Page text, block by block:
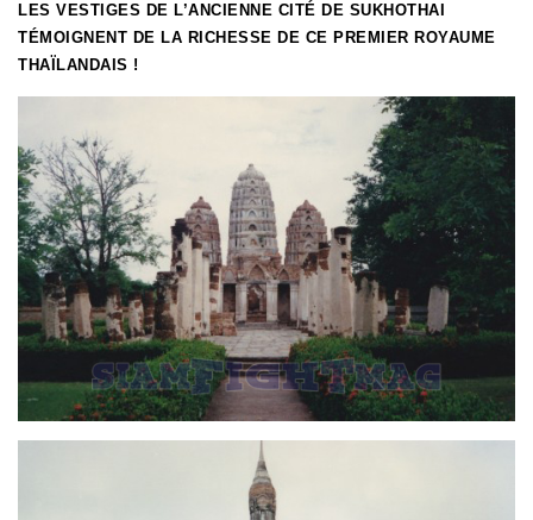
LES VESTIGES DE L’ANCIENNE CITÉ DE SUKHOTHAI
TÉMOIGNENT DE LA RICHESSE DE CE PREMIER ROYAUME
THAÏLANDAIS !